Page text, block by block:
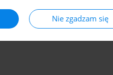
Nie zgadzam się